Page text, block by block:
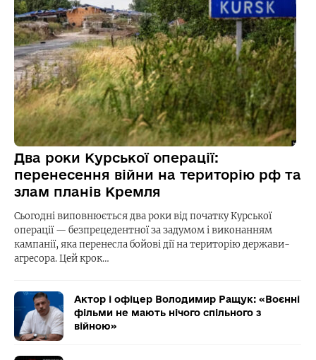
Два роки Курської операції:
перенесення війни на територію рф та
злам планів Кремля
Сьогодні виповнюється два роки від початку Курської
операції — безпрецедентної за задумом і виконанням
кампанії, яка перенесла бойові дії на територію держави-
агресора. Цей крок…
Актор і офіцер Володимир Ращук: «Воєнні
фільми не мають нічого спільного з
війною»